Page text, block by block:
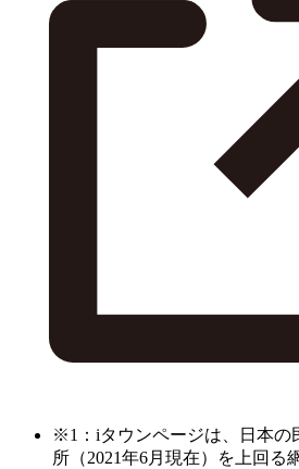
※1：iタウンページは、日本の
所（2021年6月現在）を上回る